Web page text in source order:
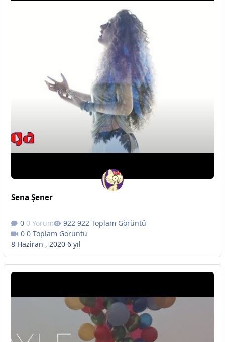
Sena Şener
0 Yorum
922 Toplam Görüntü
0 Toplam Görüntü
8 Haziran , 2020 6 yıl